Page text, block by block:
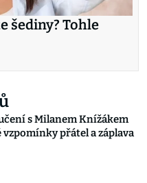
šediny? Tohle
s Milanem Knížákem
vzpomínky přátel a záplava